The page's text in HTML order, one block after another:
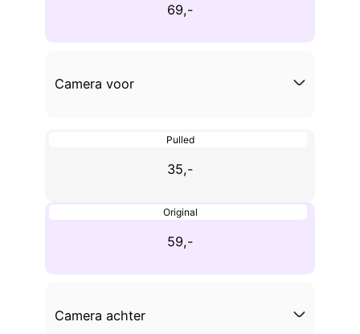
69,-
Camera voor
Pulled
35,-
Original
59,-
Camera achter